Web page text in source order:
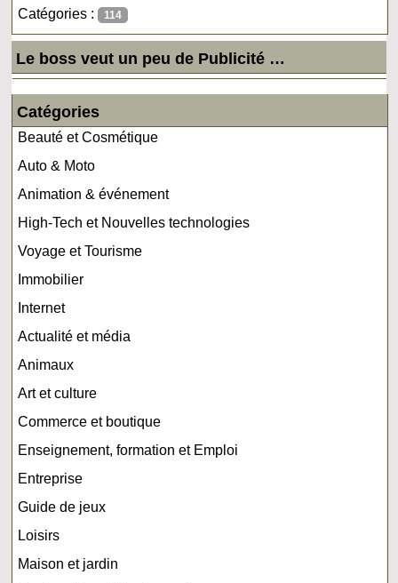
Catégories : 114
Le boss veut un peu de Publicité …
Catégories
Beauté et Cosmétique
Auto & Moto
Animation & événement
High-Tech et Nouvelles technologies
Voyage et Tourisme
Immobilier
Internet
Actualité et média
Animaux
Art et culture
Commerce et boutique
Enseignement, formation et Emploi
Entreprise
Guide de jeux
Loisirs
Maison et jardin